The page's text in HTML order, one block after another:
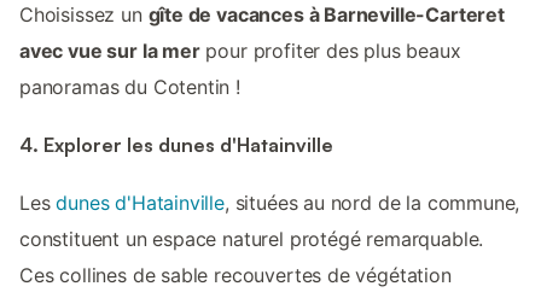
Choisissez un gîte de vacances à Barneville-Carteret
avec vue sur la merpour profiter des plus beaux
panoramas du Cotentin !
4. Explorer les dunes d'Hatainville
Lesdunes d'Hatainville, situées au nord de la commune,
constituent un espace naturel protégé remarquable.
Ces collines de sable recouvertes de végétation